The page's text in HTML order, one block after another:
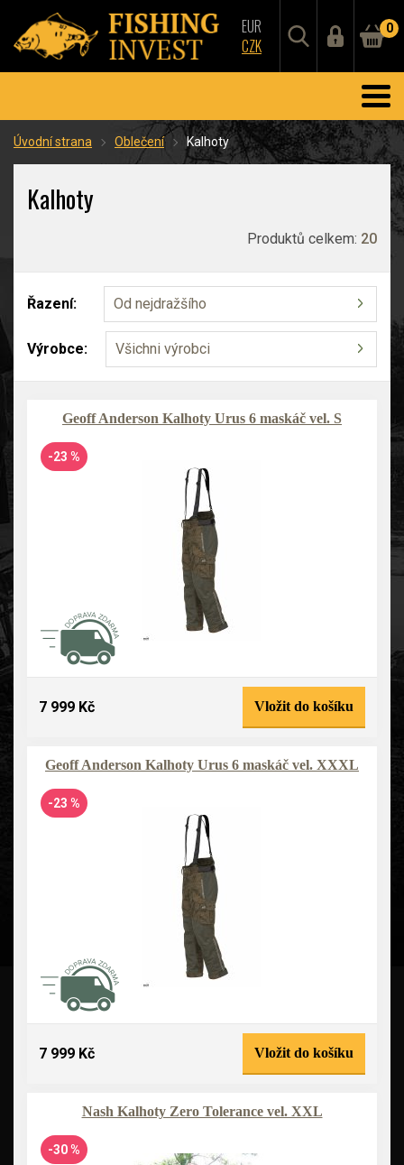
EUR
CZK
0
Úvodní strana Oblečení Kalhoty
Kalhoty
Produktů celkem: 20
Řazení: Od nejdražšího
Výrobce: Všichni výrobci
Geoff Anderson Kalhoty Urus 6 maskáč vel. S
-23 %
7 999 Kč Vložit do košíku
Geoff Anderson Kalhoty Urus 6 maskáč vel. XXXL
-23 %
7 999 Kč Vložit do košíku
Nash Kalhoty Zero Tolerance vel. XXL
-30 %